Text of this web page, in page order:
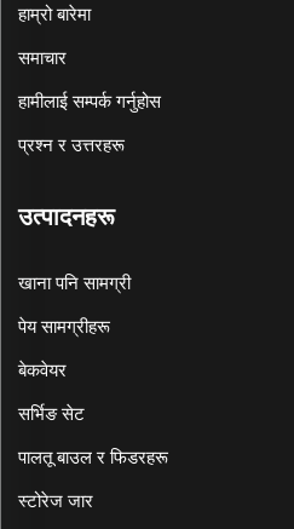
हाम्रो बारेमा
समाचार
हामीलाई सम्पर्क गर्नुहोस
प्रश्न र उत्तरहरू
उत्पादनहरू
खाना पनि सामग्री
पेय सामग्रीहरू
बेकवेयर
सर्भिङ सेट
पालतू बाउल र फिडरहरू
स्टोरेज जार